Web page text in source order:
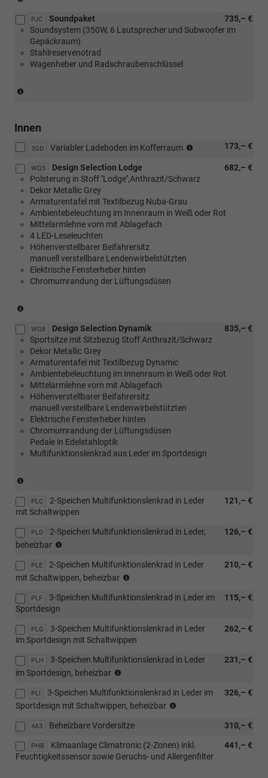
Verbindung
mit
[PUV]
Komfort
Plus
Paket))
PJC 735,– €
Soundpaket
Soundsystem (350W, 6 Lautsprecher und Subwoofer im
Gepäckraum)
Stahlreservenotrad
Wagenheber und Radschraubenschlüssel
in
Verbindung
mit
Spurwechselassistent
oder
[PUF]
Travel
Assist
Plus
oder
[PU3]
Travel
Assist
Premium)
Innen
3GD 173,– €
Variabler Ladeboden im Kofferraum
Verbindung
mit
Paket)
WQ3 682,– €
Design Selection Lodge
Polsterung in Stoff ''Lodge'',Anthrazit/Schwarz
Dekor Metallic Grey
Armaturentafel mit Textilbezug Nuba-Grau
Ambientebeleuchtung im Innenraum in Weiß oder Rot
Mittelarmlehne vorn mit Ablagefach
4 LED-Leseleuchten
Höhenverstellbarer Beifahrersitz
manuell verstellbare Lendenwirbelstützten
Elektrische Fensterheber hinten
Chromumrandung der Lüftungsdüsen
Verbindung
mit
[PUV]
Komfort
Plus
Paket
oder
[WSA]
Selection
Plus
Paket))
WQ8 835,– €
Design Selection Dynamik
Sportsitze mit Sitzbezug Stoff Anthrazit/Schwarz
Dekor Metallic Grey
Armaturentafel mit Textilbezug Dynamic
Ambientebeleuchtung im Innenraum in Weiß oder Rot
Mittelarmlehne vorn mit Ablagefach
Höhenverstellbarer Beifahrersitz
manuell verstellbare Lendenwirbelstützten
Elektrische Fensterheber hinten
Chromumrandung der Lüftungsdüsen
Pedale in Edelstahloptik
Multifunktionslenkrad aus Leder im Sportdesign
Verbindung
mit
Komfort
Plus
oder
[WSA]
Selection
Plus
Paket))
PLC 121,– €
2-Speichen Multifunktionslenkrad in Leder
mit Schaltwippen
PLD 126,– €
2-Speichen Multifunktionslenkrad in Leder,
beheizbar
Verbindung
mit
Klimaanlage
Zonen)
inkl.
Feuchtigkeitssensor
sowie
Geruchs-
und
Allergenfilter
[PUH]
Plus
Paket
PLE 210,– €
2-Speichen Multifunktionslenkrad in Leder
mit Schaltwippen, beheizbar
Verbindung
Klimaanlage
Climatronic
(2-
Feuchtigkeitssensor
sowie
Geruchs-
und
oder
[PUH]
PLF 115,– €
3-Speichen Multifunktionslenkrad in Leder im
Sportdesign
PLG 262,– €
3-Speichen Multifunktionslenkrad in Leder
im Sportdesign mit Schaltwippen
PLH 231,– €
3-Speichen Multifunktionslenkrad in Leder
im Sportdesign, beheizbar
Verbindung
mit
Klimaanlage
(2-
Zonen)
PLI 326,– €
3-Speichen Multifunktionslenkrad in Leder im
Sportdesign mit Schaltwippen, beheizbar
[PHB]
Klimaanlage
4A3 310,– €
Beheizbare Vordersitze
PHB 441,– €
Klimaanlage Climatronic (2-Zonen) inkl.
Feuchtigkeitssensor sowie Geruchs- und Allergenfilter